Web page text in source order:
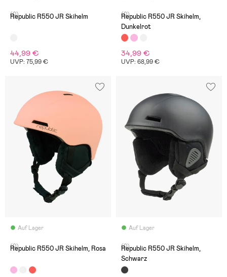
(0)
Republic R550 JR Skihelm
44,99 €
UVP: 75,99 €
(0)
Republic R550 JR Skihelm,
Dunkelrot
34,99 €
UVP: 68,99 €
Auf Lager
(0)
Republic R550 JR Skihelm, Rosa
Auf Lager
(0)
Republic R550 JR Skihelm,
Schwarz